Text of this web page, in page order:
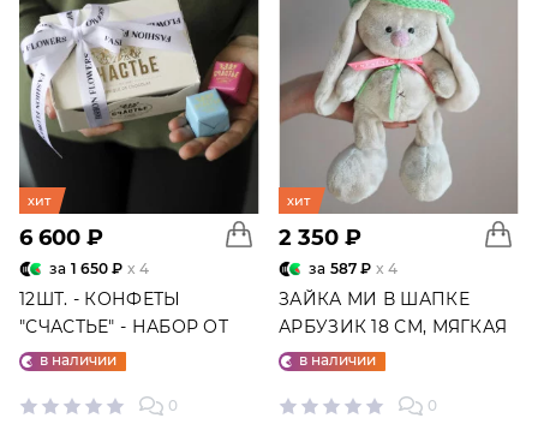
хит
6 600 ₽
за 1 650 ₽ x 4
12ШТ. - КОНФЕТЫ
"СЧАСТЬЕ" - НАБОР ОТ
"ФАБРИКИ СЧАСТЬЕ"
в наличии
0
хит
2 350 ₽
за 587 ₽ x 4
ЗАЙКА МИ В ШАПКЕ
АРБУЗИК 18 СМ, МЯГКАЯ
ИГРУШКА
в наличии
0